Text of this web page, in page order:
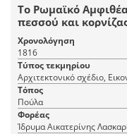
Το Ρωμαϊκό
πεσσού και
πεσσού του
Χρονολόγηση
1816
Τύπος τεκμηρίου
Αρχιτεκτονικό σχέδιο,
Τόπος
Πούλα
Φορέας
Ίδρυμα Αικατερίνης